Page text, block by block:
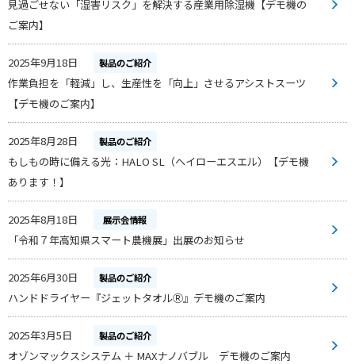
見過ごせない「湿害リスク」を解決する産業用除湿機【デモ機の
ご案内】
2025年9月18日 製品のご紹介
作業負担を「軽減」し、生産性を「向上」させるアシストスーツ
【デモ機のご案内】
2025年8月28日 製品のご紹介
もしもの時に備える光：HALO SL（ヘイローエスエル）【デモ機
あります！】
2025年8月18日 展示会情報
「令和７年高知県スマート農機展」出展のお知らせ
2025年6月30日 製品のご紹介
ハンドドライヤー『ジェットタオルⓇ』デモ機のご案内
2025年3月5日 製品のご紹介
オゾンマックスシステム ＋ MAXナノバブル デモ機のご案内